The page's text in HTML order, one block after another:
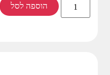
הוספה לסל